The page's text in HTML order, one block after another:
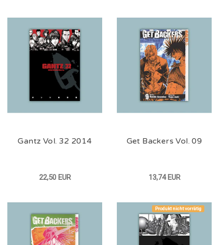
Gantz Vol. 32 2014
22,50 EUR
Get Backers Vol. 09
13,74 EUR
Produkt nicht vorrätig